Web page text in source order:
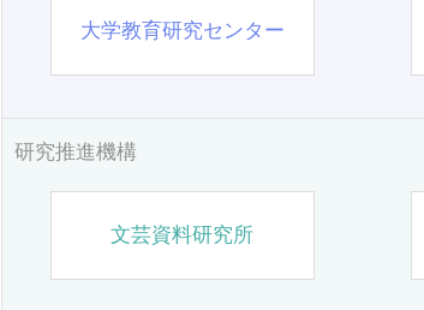
大学教育研究センター
研究推進機構
文芸資料研究所